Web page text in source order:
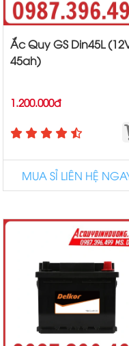
Ắc Quy GS Din45L
45ah)
1.200.000đ
MUA SỈ LIÊN HỆ